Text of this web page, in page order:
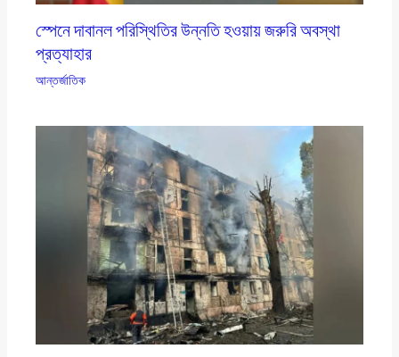
স্পেনে দাবানল পরিস্থিতির উন্নতি হওয়ায় জরুরি অবস্থা
প্রত্যাহার
আন্তর্জাতিক